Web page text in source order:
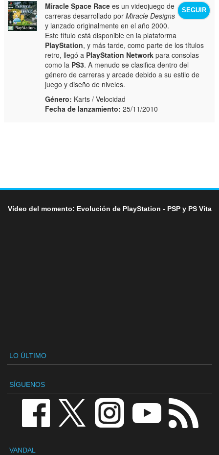
SEGUIR
Miracle Space Race es un videojuego de
carreras desarrollado porMiracle Designs
y lanzado originalmente en el año 2000.
Este título está disponible en la plataforma
PlayStation, y más tarde, como parte de los títulos
retro, llegó a PlayStation Network para consolas
como la PS3. A menudo se clasifica dentro del
género de carreras y arcade debido a su estilo de
juego y diseño de niveles.
Género: Karts / Velocidad
Fecha de lanzamiento: 25/11/2010
Vídeo del momento: Evolución de PlayStation - PSP y PS Vita
LO ÚLTIMO
SÍGUENOS
VANDAL